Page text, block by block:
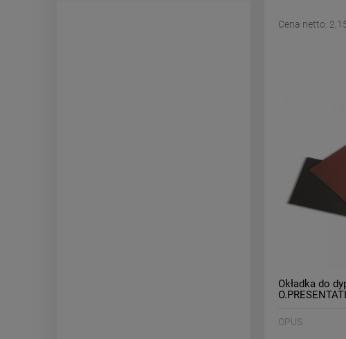
Cena netto:
Okładka do
OPUS